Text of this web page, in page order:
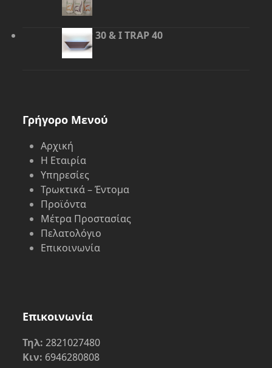
I TRAP 30 & I TRAP 40
Γρήγορο Μενού
Αρχική
Η Εταιρία
Υπηρεσίες
Τρωκτικά – Έντομα
Προϊόντα
Μέτρα Προστασίας
Πελατολόγιο
Επικοινωνία
Επικοινωνία
Τηλ: 2821027480
Κιν: 6946280808